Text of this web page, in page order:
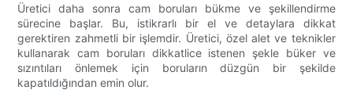
Üretici daha sonra cam boruları bükme ve şekillendirme
sürecine başlar. Bu, istikrarlı bir el ve detaylara dikkat
gerektiren zahmetli bir işlemdir. Üretici, özel alet ve teknikler
kullanarak cam boruları dikkatlice istenen şekle büker ve
sızıntıları önlemek için boruların düzgün bir şekilde
kapatıldığından emin olur.